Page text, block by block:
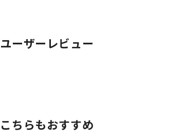
ユーザーレビュー
こちらもおすすめ